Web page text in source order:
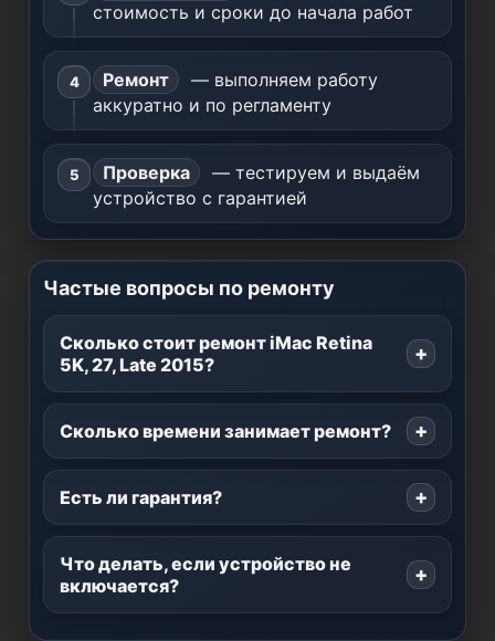
стоимость и сроки до начала работ
Ремонт
— выполняем работу
аккуратно и по регламенту
Проверка
— тестируем и выдаём
устройство с гарантией
Частые вопросы по ремонту
Сколько стоит ремонт iMac Retina
5K, 27, Late 2015?
Сколько времени занимает ремонт?
Есть ли гарантия?
Что делать, если устройство не
включается?